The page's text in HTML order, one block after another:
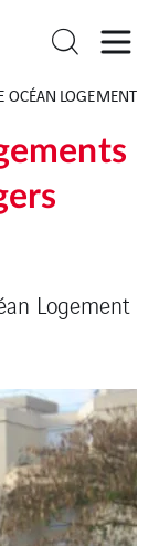
OCÉAN LOGEMENT
Logement